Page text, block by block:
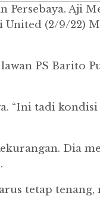
Persebaya. Aji
(2/9/22)
lawan PS Barito
“Ini tadi
Dia
tetap